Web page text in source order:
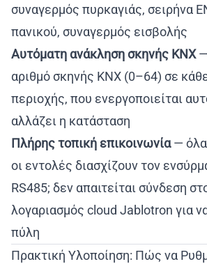
συναγερμός πυρκαγιάς, σειρήνα
πανικού, συναγερμός εισβολής
Αυτόματη ανάκληση σκηνής KNX—
αριθμό σκηνής KNX (0–64) σε
περιοχής, που ενεργοποιείται
αλλάζει η κατάσταση
Πλήρης τοπική επικοινωνία— όλα
οι εντολές διασχίζουν τον
RS485; δεν απαιτείται σύνδεση
λογαριασμός cloud Jablotron για
πύλη
Πρακτική Υλοποίηση: Πώς να